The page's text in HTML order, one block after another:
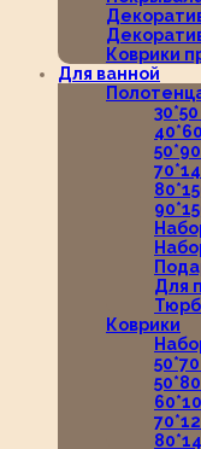
Коврики
Для ванной
Для
Коврики